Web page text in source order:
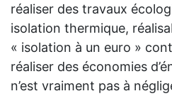
réaliser des travaux
isolation thermique,
« isolation à un euro »
réaliser des économies
n’est vraiment pas à